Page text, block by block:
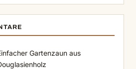
Gartenzaun aus